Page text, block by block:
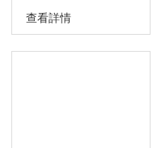
可供選擇：實時、峰值、自
動峰值，三種單位轉換：
查看詳情